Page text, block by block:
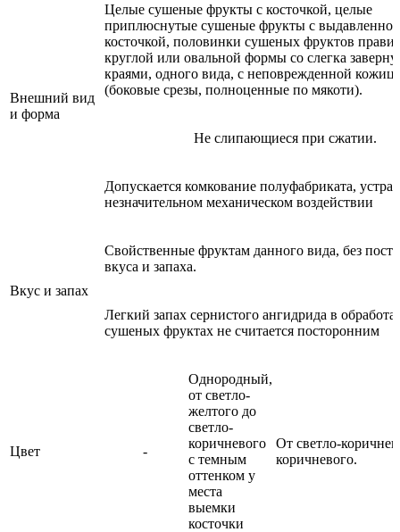
Внешний вид
и форма
Целые сушеные фрукты с косточкой, целые
приплюснутые сушеные фрукты с выдавленной
косточкой, половинки сушеных фруктов
круглой или овальной формы со слегка
краями, одного вида, с неповрежденной
(боковые срезы, полноценные по мякоти).
Не слипающиеся при сжатии.
Допускается комкование полуфабриката,
незначительном механическом воздействии
Вкус и запах
Свойственные фруктам данного вида, без
вкуса и запаха.
Легкий запах сернистого ангидрида в
сушеных фруктах не считается посторонним
Цвет -
Однородный,
от светло-
желтого до
светло-
коричневого
с темным
оттенком у
места
выемки
косточки
От светло-
коричневого.